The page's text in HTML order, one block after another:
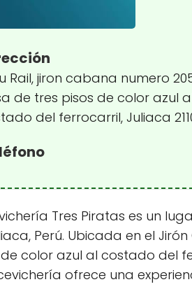
Rail, jiron cabana numero
de tres pisos de color azul
del ferrocarril, Juliaca
Tres Piratas es un
Perú. Ubicada en el
color azul al costado del
ofrece una